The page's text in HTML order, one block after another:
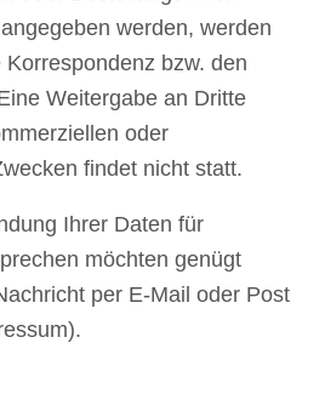
werden, werden
bzw. den
Weitergabe an Dritte
oder
findet nicht statt.
Ihrer Daten für
möchten genügt
per E-Mail oder Post